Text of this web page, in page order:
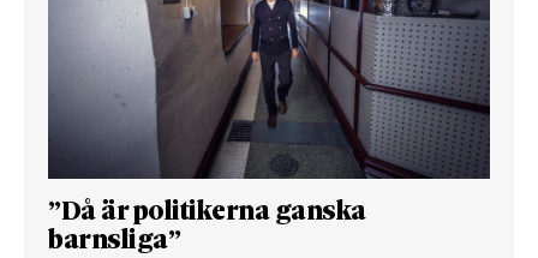
”Då är politikerna ganska
barnsliga”